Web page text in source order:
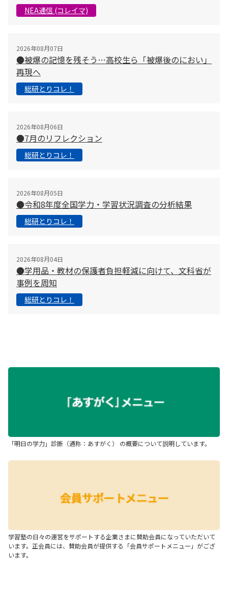
NEA通信 (コレイマ)
2026年08月07日
●被爆の記憶を残そう…高校生ら「被爆後のにおい」
再現へ
総研とりコレ！
2026年08月06日
●7月のリフレクション
総研とりコレ！
2026年08月05日
●令和8年度全国学力・学習状況調査の分析結果
総研とりコレ！
2026年08月04日
●学用品・教材の保護者負担軽減に向けて、文科省が
事例を周知
総研とりコレ！
「明日の学力」診断（通称：あすがく） の概要について説明しています。
学習塾の日々の運営をサポートする企業さまに賛助会員になっていただいて
います。正会員には、賛助会員が提供する「会員サポートメニュー」がござ
います。